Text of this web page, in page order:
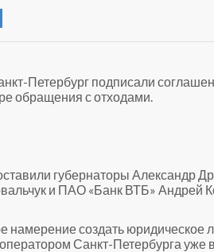
Петербург подписали
обращения с отходами.
губернаторы Александр
и ПАО «Банк ВТБ» Андрей
намерение создать
Санкт-Петербурга уже